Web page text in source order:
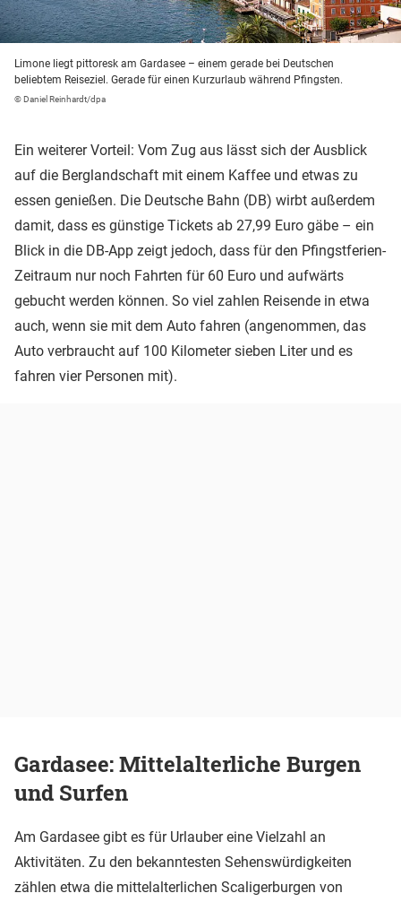
Limone liegt pittoresk am Gardasee – einem gerade bei Deutschen
beliebtem Reiseziel. Gerade für einen Kurzurlaub während Pfingsten.
© Daniel Reinhardt/dpa
Ein weiterer Vorteil: Vom Zug aus lässt sich der Ausblick
auf die Berglandschaft mit einem Kaffee und etwas zu
essen genießen. Die Deutsche Bahn (DB) wirbt außerdem
damit, dass es günstige Tickets ab 27,99 Euro gäbe – ein
Blick in die DB-App zeigt jedoch, dass für den Pfingstferien-
Zeitraum nur noch Fahrten für 60 Euro und aufwärts
gebucht werden können. So viel zahlen Reisende in etwa
auch, wenn sie mit dem Auto fahren (angenommen, das
Auto verbraucht auf 100 Kilometer sieben Liter und es
fahren vier Personen mit).
Gardasee: Mittelalterliche Burgen
und Surfen
Am Gardasee gibt es für Urlauber eine Vielzahl an
Aktivitäten. Zu den bekanntesten Sehenswürdigkeiten
zählen etwa die mittelalterlichen Scaligerburgen von